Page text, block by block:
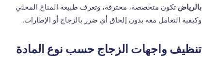
بالرياض تكون متخصصة، محترفة، وتعرف طبيعة المناخ المحلي
وكيفية التعامل معه بدون إلحاق أي ضرر بالزجاج أو الإطارات.
تنظيف واجهات الزجاج حسب نوع المادة